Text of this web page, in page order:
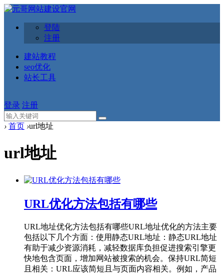
登陆
注册
建站教程
seo优化
站长工具
登录 注册
› 首页 ›url地址
url地址
URL优化方法包括有哪些
URL地址优化方法包括有哪些URL地址优化的方法主要
包括以下几个方面‌：使用静态URL‌地址：静态URL地址
有助于减少资源消耗，减轻数据库负担促进搜索引擎更
快地包含页面，增加网站被搜索的机会‌。保持URL简短
且相关‌：URL应该简短且与页面内容相关。例如，产品